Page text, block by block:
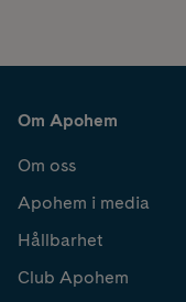
Om Apohem
Om oss
Apohem i media
Hållbarhet
Club Apohem